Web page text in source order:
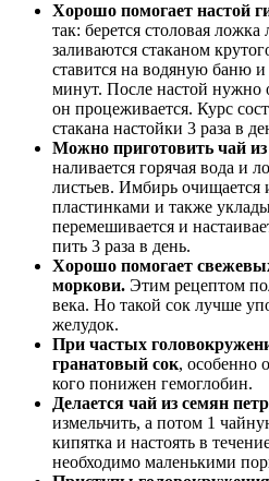
Хорошо помогает настой
так: берется столовая
заливаются стаканом
ставится на водяную баню и
минут. После настой нужно
он процеживается. Курс
стакана настойки 3 раза в
Можно приготовить чай
наливается горячая вода и
листьев. Имбирь очищается
пластинками и также
перемешивается и
пить 3 раза в день.
Хорошо помогает
моркови. Этим рецептом
века. Но такой сок лучше
желудок.
При частых
гранатовый сок, особенно
кого понижен гемоглобин.
Делается чай из семян
измельчить, а потом 1
кипятка и настоять в
необходимо маленькими